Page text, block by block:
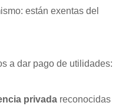
están exentas del
a dar pago de utilidades:
privada reconocidas